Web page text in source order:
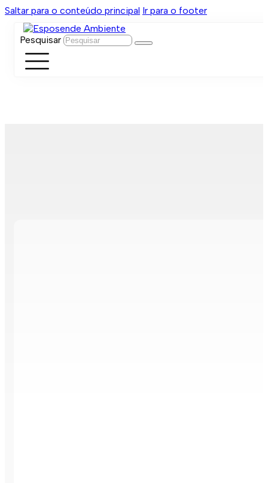
Saltar para o conteúdo principal Ir para o footer
Pesquisar